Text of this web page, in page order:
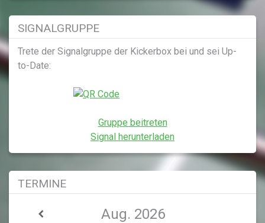
SIGNALGRUPPE
Trete der Signalgruppe der Kickerbox bei und sei Up-
to-Date:
Gruppe beitreten
Signal herunterladen
TERMINE
Aug. 2026